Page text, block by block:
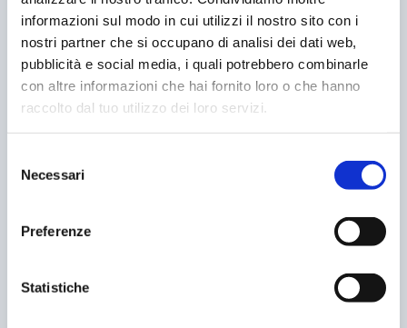
informazioni sul modo in cui utilizzi il nostro sito con i
nostri partner che si occupano di analisi dei dati web,
pubblicità e social media, i quali potrebbero combinarle
con altre informazioni che hai fornito loro o che hanno
raccolto dal tuo utilizzo dei loro servizi.
delNecessari
Preferenze
Statistiche
IL PARCHEGGIO IN…PALMO DI MANO